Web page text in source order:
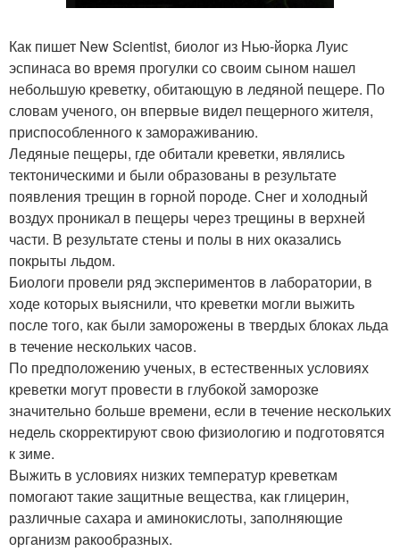
Как пишет New Scientist, биолог из Нью-йорка Луис
эспинаса во время прогулки со своим сыном нашел
небольшую креветку, обитающую в ледяной пещере. По
словам ученого, он впервые видел пещерного жителя,
приспособленного к замораживанию.
Ледяные пещеры, где обитали креветки, являлись
тектоническими и были образованы в результате
появления трещин в горной породе. Снег и холодный
воздух проникал в пещеры через трещины в верхней
части. В результате стены и полы в них оказались
покрыты льдом.
Биологи провели ряд экспериментов в лаборатории, в
ходе которых выяснили, что креветки могли выжить
после того, как были заморожены в твердых блоках льда
в течение нескольких часов.
По предположению ученых, в естественных условиях
креветки могут провести в глубокой заморозке
значительно больше времени, если в течение нескольких
недель скорректируют свою физиологию и подготовятся
к зиме.
Выжить в условиях низких температур креветкам
помогают такие защитные вещества, как глицерин,
различные сахара и аминокислоты, заполняющие
организм ракообразных.